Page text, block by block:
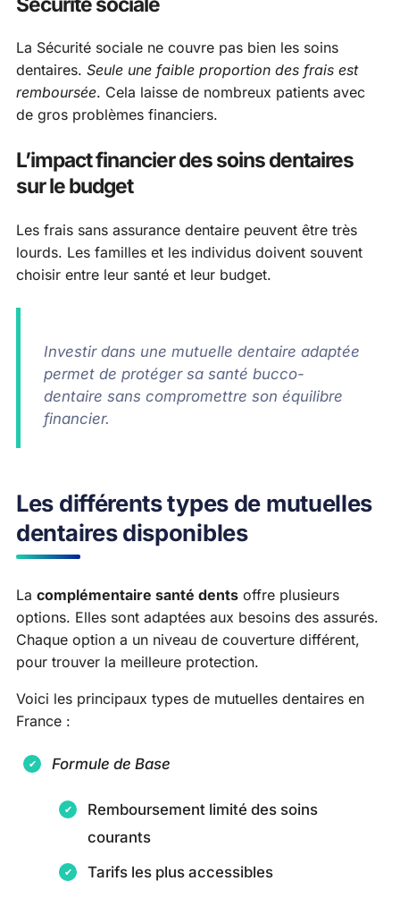
La Sécurité sociale ne couvre pas bien les soins
dentaires. Seule une faible proportion des frais est
remboursée. Cela laisse de nombreux patients avec
de gros problèmes financiers.
L’impact financier des soins dentaires
sur le budget
Les frais sans assurance dentaire peuvent être très
lourds. Les familles et les individus doivent souvent
choisir entre leur santé et leur budget.
Investir dans une mutuelle dentaire adaptée
permet de protéger sa santé bucco-
dentaire sans compromettre son équilibre
financier.
Les différents types de mutuelles
dentaires disponibles
La complémentaire santé dents offre plusieurs
options. Elles sont adaptées aux besoins des assurés.
Chaque option a un niveau de couverture différent,
pour trouver la meilleure protection.
Voici les principaux types de mutuelles dentaires en
France :
Formule de Base
Remboursement limité des soins
courants
Tarifs les plus accessibles